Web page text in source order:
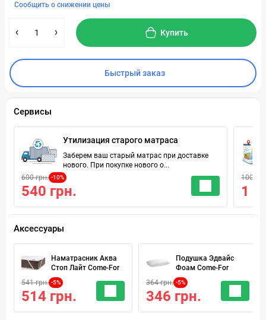
Сообщить о снижении цены
Купить
Быстрый заказ
Сервисы
Утилизация старого матраса
Заберем ваш старый матрас при доставке
нового. При покупке нового о...
600 грн. -10%
540 грн.
100
1
Аксессуары
Наматрасник Аква
Стоп Лайт Come-For
541 грн. -5%
514 грн.
Подушка Эдвайс
Фоам Come-For
364 грн. -5%
346 грн.